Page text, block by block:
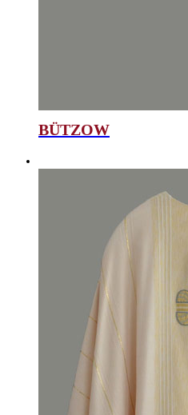
BÜTZOW